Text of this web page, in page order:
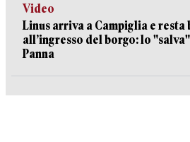
Video
Linus arriva a Campiglia e
all’ingresso del borgo: lo
Panna